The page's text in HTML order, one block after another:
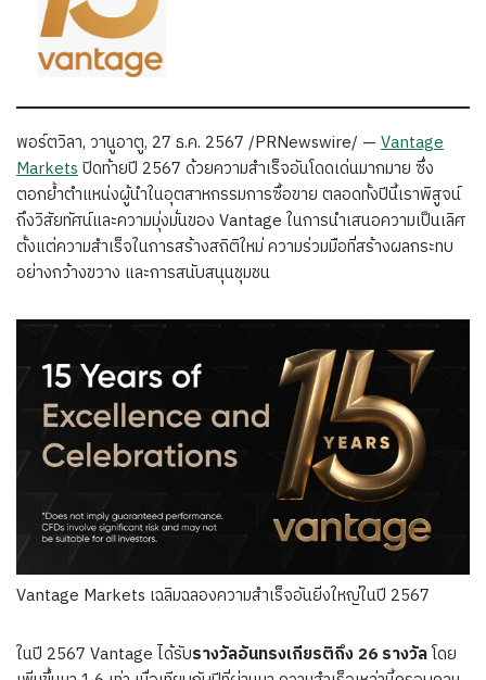
พอร์ตวิลา, วานูอาตู, 27 ธ.ค. 2567 /PRNewswire/ — Vantage
Marketsปิดท้ายปี 2567 ด้วยความสำเร็จอันโดดเด่นมากมาย ซึ่ง
ตอกย้ำตำแหน่งผู้นำในอุตสาหกรรมการซื้อขาย ตลอดทั้งปีนี้เราพิสูจน์
ถึงวิสัยทัศน์และความมุ่งมั่นของ Vantage ในการนำเสนอความเป็นเลิศ
ตั้งแต่ความสำเร็จในการสร้างสถิติใหม่ ความร่วมมือที่สร้างผลกระทบ
อย่างกว้างขวาง และการสนับสนุนชุมชน
Vantage Markets เฉลิมฉลองความสำเร็จอันยิ่งใหญ่ในปี 2567
ในปี 2567 Vantage ได้รับรางวัลอันทรงเกียรติถึง 26 รางวัลโดย